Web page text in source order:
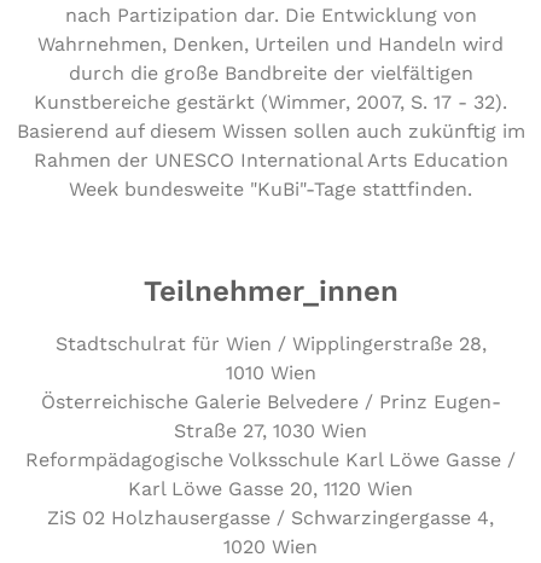
nach Partizipation dar. Die Entwicklung von
Wahrnehmen, Denken, Urteilen und Handeln wird
durch die große Bandbreite der vielfältigen
Kunstbereiche gestärkt (Wimmer, 2007, S. 17 - 32).
Basierend auf diesem Wissen sollen auch zukünftig im
Rahmen der UNESCO International Arts Education
Week bundesweite "KuBi"-Tage stattfinden.
Teilnehmer_innen
Stadt­schul­rat für Wien / Wipp­lin­ger­stra­ße 28,
1010 Wien
Öster­rei­chi­sche Galerie Belvedere / Prinz Eugen-
Straße 27, 1030 Wien
Reform­päd­ago­gi­sche Volks­schu­le Karl Löwe Gasse /
Karl Löwe Gasse 20, 1120 Wien
ZiS 02 Holz­hau­ser­gas­se / Schwar­zin­ger­gas­se 4,
1020 Wien